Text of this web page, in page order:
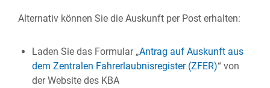
Alternativ können Sie die Auskunft per Post erhalten:
Laden Sie das Formular „Antrag auf Auskunft aus
dem Zentralen Fahrerlaubnisregister (ZFER)“ von
der Website des KBA